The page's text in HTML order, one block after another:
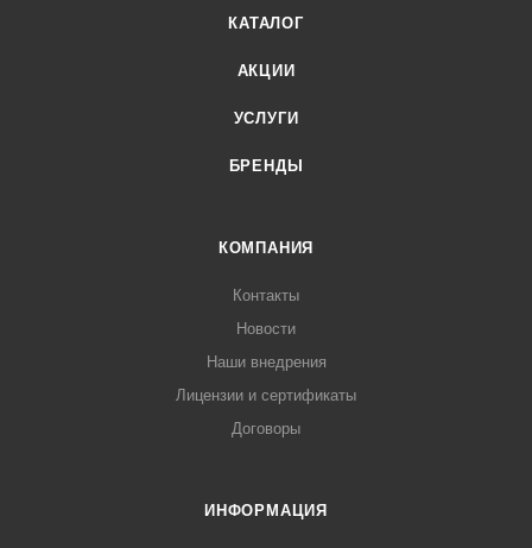
КАТАЛОГ
АКЦИИ
УСЛУГИ
БРЕНДЫ
КОМПАНИЯ
Контакты
Новости
Наши внедрения
Лицензии и сертификаты
Договоры
ИНФОРМАЦИЯ